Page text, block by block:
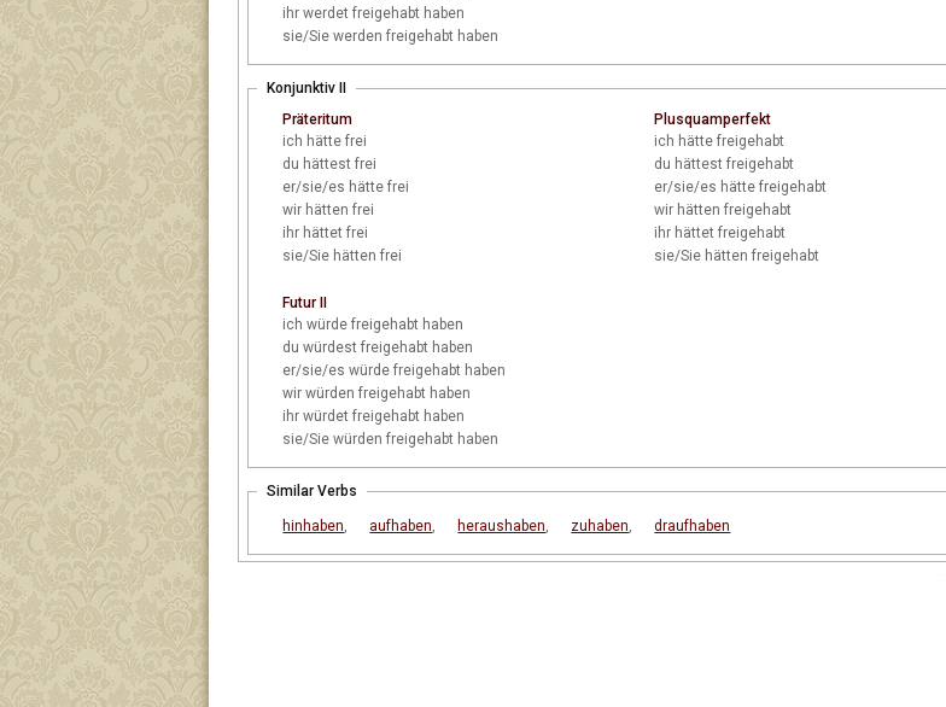
ihr
werdet freigehabt haben
sie/Sie
werden freigehabt haben
Konjunktiv II
Präteritum
ich hätte frei
du hättest frei
er/sie/es hätte frei
wir hätten frei
ihr hättet frei
sie/Sie hätten frei
Plusquamperfekt
ich hätte freigehabt
du hättest freigehabt
er/sie/es hätte freigehabt
wirhätten freigehabt
ihrhättet freigehabt
sie/Siehätten freigehabt
Futur II
ich
würde freigehabt haben
du
würdest freigehabt haben
er/sie/es
würde freigehabt haben
wir
würden freigehabt haben
ihr
würdet freigehabt haben
sie/Sie
würden freigehabt haben
Similar Verbs
hinhaben, aufhaben, heraushaben, zuhaben, draufhaben